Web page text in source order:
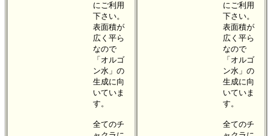
にご利用
下さい。
表面積が
広く平ら
なので
「オルゴ
ン水」の
生成に向
いていま
す。
全てのチ
にご利用
下さい。
表面積が
広く平ら
なので
「オルゴ
ン水」の
生成に向
いていま
す。
全てのチ